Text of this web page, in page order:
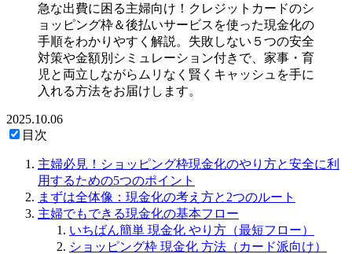
急な出費に困る主婦向け！クレジットカードのシ
ョッピング枠＆後払いサービスを使った現金化の
手順をわかりやすく解説。失敗しない５つの安全
対策や金額別シミュレーション付きで、家事・育
児と両立しながらムリなく賢くキャッシュを手に
入れる方法をお届けします。
2025.10.06
目次
主婦必見！ショッピング枠現金化のやり方と安全に利
用するための5つのポイント
まずは全体像：現金化の考え方と2つのルート
主婦でもできる現金化の基本フロー
いちばん簡単 現金化 やり方（最短フロー）
ショッピング枠 現金化 方法（カード派向け）